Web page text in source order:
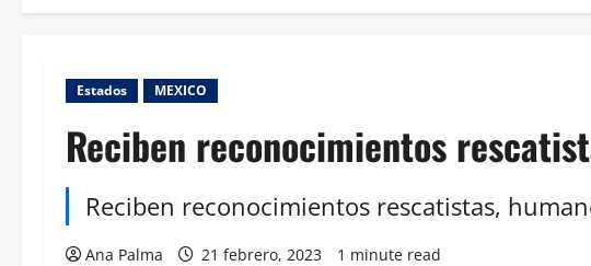
Estados MEXICO
Reciben reconocimientos
Reciben reconocimientos rescatistas,
Ana Palma 21 febrero, 2023 1 minute read